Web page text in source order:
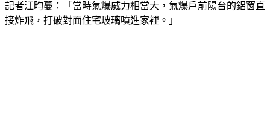
記者江昀蔓：「當時氣爆威力相當大，氣爆戶前陽台的鋁窗直
接炸飛，打破對面住宅玻璃噴進家裡。」